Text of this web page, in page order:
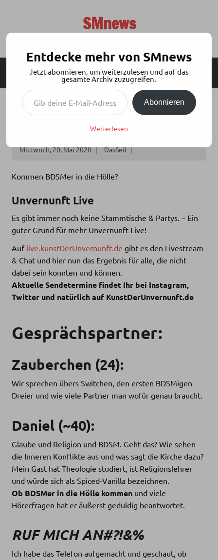
SMnews
SEITENLEISTE
MENÜ
KDU PODCAST: UNVERNUNFT LIVE V. 19.05.
– BDSM UND RELIGION?
Mittwoch, 20. Mai 2020 DasSeil
Kommen BDSMer in die Hölle?
Unvernunft Live
Es gibt immer noch keine Stammtische & Partys. – Ein
guter Grund für mehr Unvernunft Live!
Auf live.kunstDerUnvernunft.de gibt es den Livestream
& Chat und hier nun das Ergebnis für alle, die nicht
dabei sein konnten und können.
Aktuelle Sendetermine findet Ihr bei Instagram,
Twitter und natürlich auf KunstDerUnvernunft.de
Gesprächspartner:
Zauberchen (24):
Wir sprechen übers Switchen, den ersten BDSMigen
Dreier und wie viele Partner man wofür genau braucht.
Daniel (~40):
Glaube und Religion und BDSM. Geht das? Wie sehen
die Inneren Konflikte aus und was sagt die Kirche dazu?
Mein Gast hat Theologie studiert, ist Religionslehrer
und würde sich als Spiced-Vanilla bezeichnen.
Ob BDSMer in die Hölle kommen und viele
Hörerfragen hat er äußerst geduldig beantwortet.
RUF MICH AN#?!&%
Ich habe das Telefon aufgemacht und geschaut, ob
Entdecke mehr von SMnews
Jetzt abonnieren, um weiterzulesen und auf das
gesamte Archiv zuzugreifen.
Gib deine E-Mail-Adresse ein ...
Abonnieren
Weiterlesen